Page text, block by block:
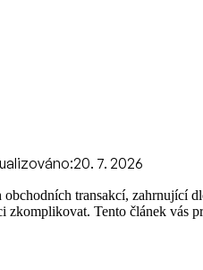
20. 7. 2026
transakcí, zahrnující
zkomplikovat. Tento článek vás